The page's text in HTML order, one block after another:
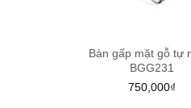
Bàn gấp mặt gỗ tự
BGG231
750,000₫